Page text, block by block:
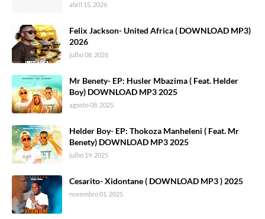
abril 15, 2026
Felix Jackson- United Africa ( DOWNLOAD MP3)
2026
julho 08, 2026
Mr Benety- EP: Husler Mbazima ( Feat. Helder
Boy) DOWNLOAD MP3 2025
agosto 08, 2025
Helder Boy- EP: Thokoza Manheleni ( Feat. Mr
Benety) DOWNLOAD MP3 2025
julho 19, 2025
Cesarito- Xidontane ( DOWNLOAD MP3 ) 2025
novembro 01, 2025